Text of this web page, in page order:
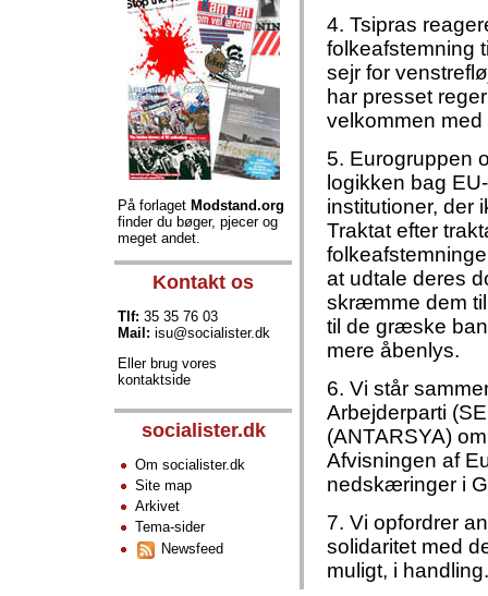
4. Tsipras
folkeafstemning
sejr for
har presset
velkommen
5. Eurogruppen
logikken bag
institutioner, der
Traktat efter
at udtale deres
skræmme dem
til de græske
mere åbenlys.
6. Vi står
Arbejderparti
(ANTARSYA)
Afvisningen af
nedskæringer i
7. Vi opfordrer
solidaritet med
muligt, i
På forlaget Modstand.org
finder du bøger, pjecer og
meget andet.
Kontakt os
Tlf: 35 35 76 03
Mail: isu@socialister.dk
Eller brug vores
kontaktside
socialister.dk
Om socialister.dk
Site map
Arkivet
Tema-sider
Newsfeed